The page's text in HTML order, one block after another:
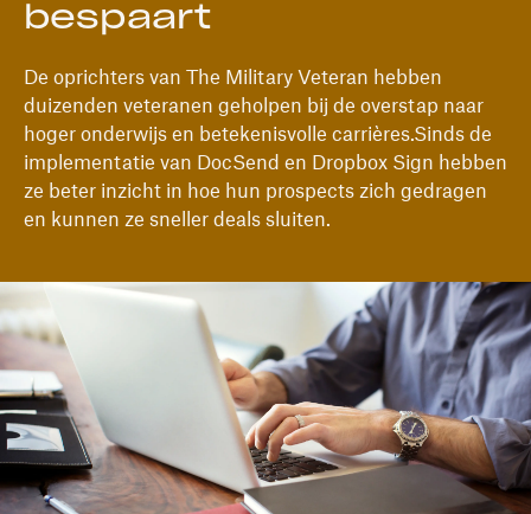
bespaart
De oprichters van The Military Veteran hebben
duizenden veteranen geholpen bij de overstap naar
hoger onderwijs en betekenisvolle carrières.Sinds de
implementatie van DocSend en Dropbox Sign hebben
ze beter inzicht in hoe hun prospects zich gedragen
en kunnen ze sneller deals sluiten.